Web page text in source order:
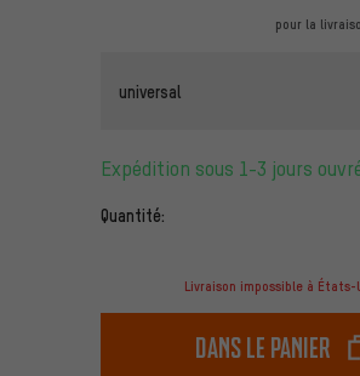
pour la
universal
Expédition sous 1-3 jours
Quantité:
Livraison impossible à États-
dans le panier